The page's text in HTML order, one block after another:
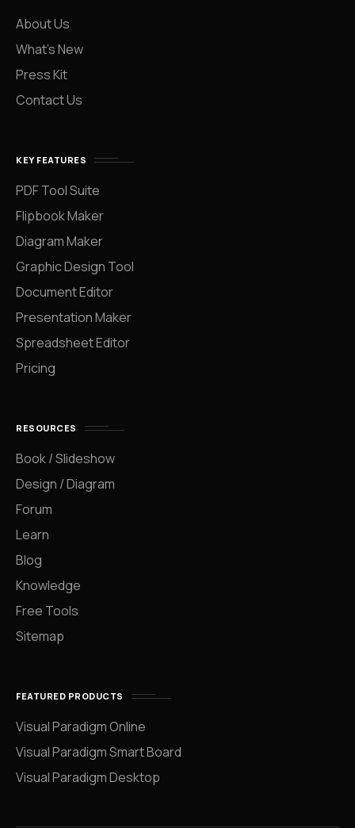
About Us
What’s New
Press Kit
Contact Us
KEY FEATURES
PDF Tool Suite
Flipbook Maker
Diagram Maker
Graphic Design Tool
Document Editor
Presentation Maker
Spreadsheet Editor
Pricing
RESOURCES
Book / Slideshow
Design / Diagram
Forum
Learn
Blog
Knowledge
Free Tools
Sitemap
FEATURED PRODUCTS
Visual Paradigm Online
Visual Paradigm Smart Board
Visual Paradigm Desktop